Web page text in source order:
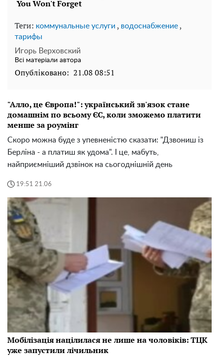
Теги: коммунальные услуги , водоснабжение ,
тарифы
Игорь Верховский
Всі матеріали автора
Опубліковано: 21.08 08:51
"Алло, це Європа!": український зв'язок стане
домашнім по всьому ЄС, коли зможемо платити
менше за роумінг
Скоро можна буде з упевненістю сказати: "Дзвониш із
Берліна - а платиш як удома". І це, мабуть,
найприємніший дзвінок на сьогоднішній день
19:51 21.06
Мобілізація націлилася не лише на чоловіків: ТЦК
уже запустили лічильник